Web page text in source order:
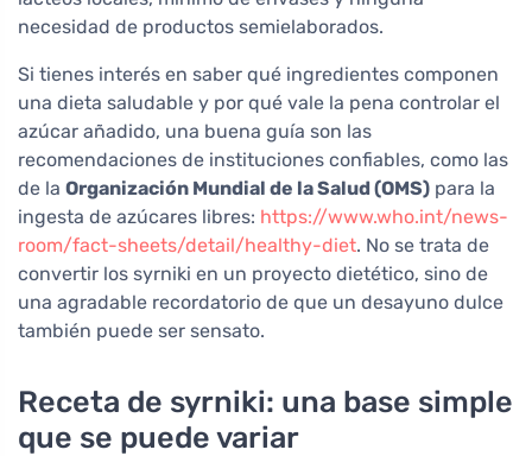
necesidad de productos semielaborados.
Si tienes interés en saber qué ingredientes componen
una dieta saludable y por qué vale la pena controlar el
azúcar añadido, una buena guía son las
recomendaciones de instituciones confiables, como las
de la Organización Mundial de la Salud (OMS) para la
ingesta de azúcares libres: https://www.who.int/news-
room/fact-sheets/detail/healthy-diet. No se trata de
convertir los syrniki en un proyecto dietético, sino de
una agradable recordatorio de que un desayuno dulce
también puede ser sensato.
Receta de syrniki: una base simple
que se puede variar